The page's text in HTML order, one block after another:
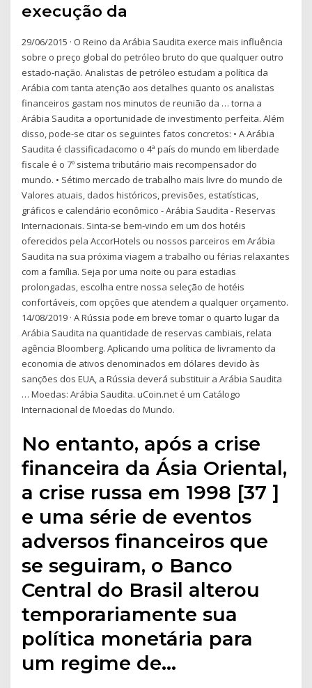
execução da
29/06/2015 · O Reino da Arábia Saudita exerce mais influência
sobre o preço global do petróleo bruto do que qualquer outro
estado-nação. Analistas de petróleo estudam a política da
Arábia com tanta atenção aos detalhes quanto os analistas
financeiros gastam nos minutos de reunião da … torna a
Arábia Saudita a oportunidade de investimento perfeita. Além
disso, pode-se citar os seguintes fatos concretos: • A Arábia
Saudita é classificadacomo o 4ª país do mundo em liberdade
fiscale é o 7º sistema tributário mais recompensador do
mundo. • Sétimo mercado de trabalho mais livre do mundo de
Valores atuais, dados históricos, previsões, estatísticas,
gráficos e calendário econômico - Arábia Saudita - Reservas
Internacionais. Sinta-se bem-vindo em um dos hotéis
oferecidos pela AccorHotels ou nossos parceiros em Arábia
Saudita na sua próxima viagem a trabalho ou férias relaxantes
com a família. Seja por uma noite ou para estadias
prolongadas, escolha entre nossa seleção de hotéis
confortáveis, com opções que atendem a qualquer orçamento.
14/08/2019 · A Rússia pode em breve tomar o quarto lugar da
Arábia Saudita na quantidade de reservas cambiais, relata
agência Bloomberg. Aplicando uma política de livramento da
economia de ativos denominados em dólares devido às
sanções dos EUA, a Rússia deverá substituir a Arábia Saudita
… Moedas: Arábia Saudita. uCoin.net é um Catálogo
Internacional de Moedas do Mundo.
No entanto, após a crise
financeira da Ásia Oriental,
a crise russa em 1998 [37 ]
e uma série de eventos
adversos financeiros que
se seguiram, o Banco
Central do Brasil alterou
temporariamente sua
política monetária para
um regime de…